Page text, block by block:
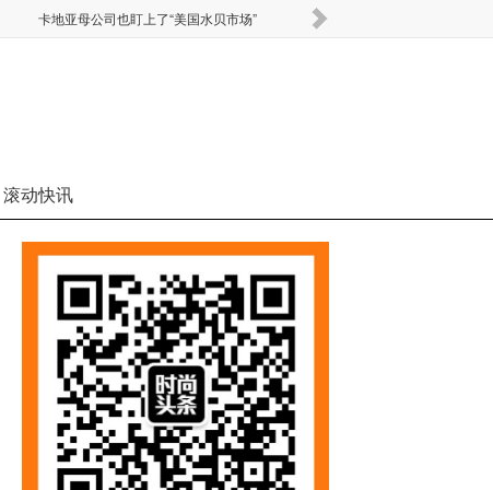
卡地亚母公司也盯上了“美国水贝市场”
滚动快讯